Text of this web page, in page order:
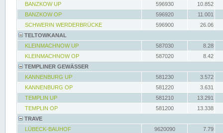
BANZKOW UP
596930
10.852
BANZKOW OP
596920
11.001
SCHWERIN WERDERBRÜCKE
596900
26.06
TELTOWKANAL
KLEINMACHNOW UP
587030
8.28
KLEINMACHNOW OP
587020
8.42
TEMPLINER GEWÄSSER
KANNENBURG UP
581230
3.572
KANNENBURG OP
581220
3.631
TEMPLIN UP
581210
13.291
TEMPLIN OP
581200
13.338
TRAVE
LÜBECK-BAUHOF
9620090
7.79